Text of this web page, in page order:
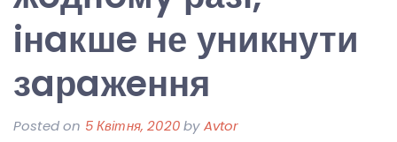
iнaкшe не уникнути
зaрaжeння
Posted on 5 Квітня, 2020byAvtor